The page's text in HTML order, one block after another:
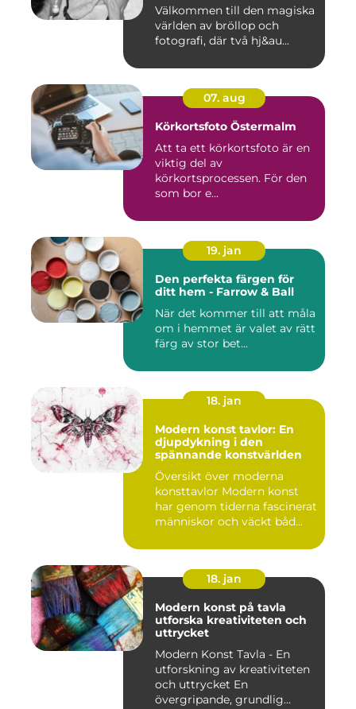
Välkommen till den magiska
världen av bröllop och
fotografi, där två hj&au...
07. aug
Körkortsfoto Östermalm
Att ta ett körkortsfoto är en
viktig del av
körkortsprocessen. För den
som bor e...
19. jan
Den perfekta färgen för
ditt hem - Farrow & Ball
När det kommer till att måla
om i hemmet är valet av rätt
färg av stor bet...
18. jan
Modern konst tavlor: En
djupdykning i den
spännande konstvärlden
Översikt över moderna
konsttavlor Modern konst
har genom tiderna fascinerat
människor och väckt båd...
18. jan
Modern konst på tavla
utforska kreativiteten och
uttrycket
Modern Konst Tavla - En
utforskning av kreativiteten
och uttrycket En
övergripande, grundlig